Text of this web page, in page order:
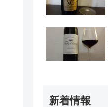
新着情報